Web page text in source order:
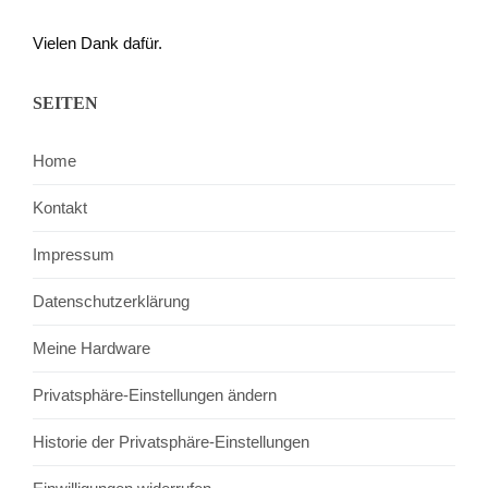
Vielen Dank dafür.
SEITEN
Home
Kontakt
Impressum
Datenschutzerklärung
Meine Hardware
Privatsphäre-Einstellungen ändern
Historie der Privatsphäre-Einstellungen